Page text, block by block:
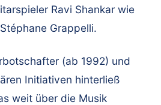
Ravi Shankar wie
Grappelli.
(ab 1992) und
Initiativen hinterließ
weit über die Musik